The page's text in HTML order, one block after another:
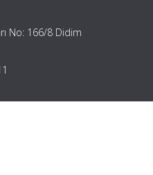
No: 166/8 Didim